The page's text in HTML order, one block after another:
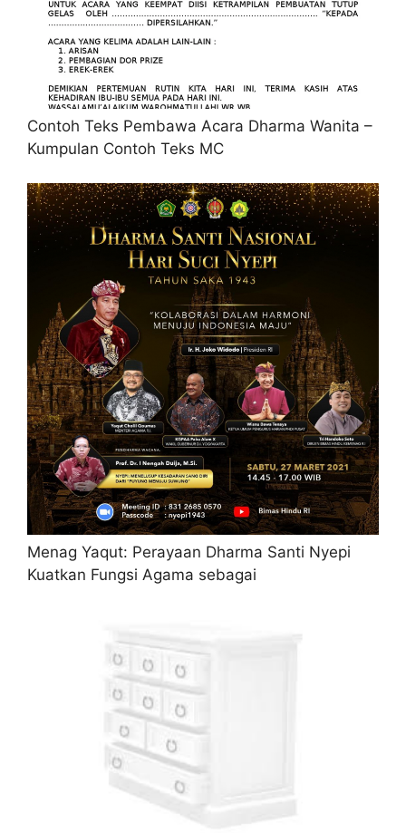
Contoh Teks Pembawa Acara Dharma Wanita –
Kumpulan Contoh Teks MC
Menag Yaqut: Perayaan Dharma Santi Nyepi
Kuatkan Fungsi Agama sebagai